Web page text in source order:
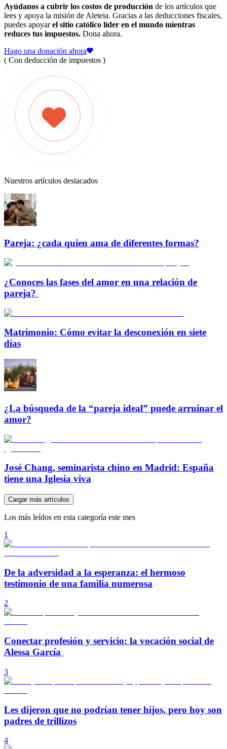
Ayúdanos a cubrir los costos de producción de los artículos que
lees y apoya la misión de Aleteia. Gracias a las deducciones fiscales,
puedes apoyarel sitio católico líder en el mundo mientras
reduces tus impuestos. Dona ahora.
Hago una donación ahora
( Con deducción de impuestos )
Nuestros artículos destacados
Pareja: ¿cada quien ama de diferentes formas?
¿Conoces las fases del amor en una relación de
pareja?
Matrimonio: Cómo evitar la desconexión en siete
días
¿La búsqueda de la “pareja ideal” puede arruinar el
amor?
José Chang, seminarista chino en Madrid: España
tiene una Iglesia viva
Cargar más artículos
Los más leídos en esta categoría este mes
1
De la adversidad a la esperanza: el hermoso
testimonio de una familia numerosa
2
Conectar profesión y servicio: la vocación social de
Alessa García
3
Les dijeron que no podrían tener hijos, pero hoy son
padres de trillizos
4